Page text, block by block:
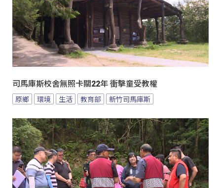
司馬庫斯校舍無照卡關22年 衝擊童受教權
原鄉 環境 生活 教育部 新竹司馬庫斯